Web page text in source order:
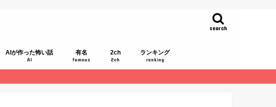
search
AIが作った怖い話
AI
有名
famous
2ch
2ch
ランキング
ranking